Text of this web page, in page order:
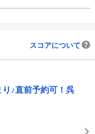
スコアについて
り♪直前予約可！呉